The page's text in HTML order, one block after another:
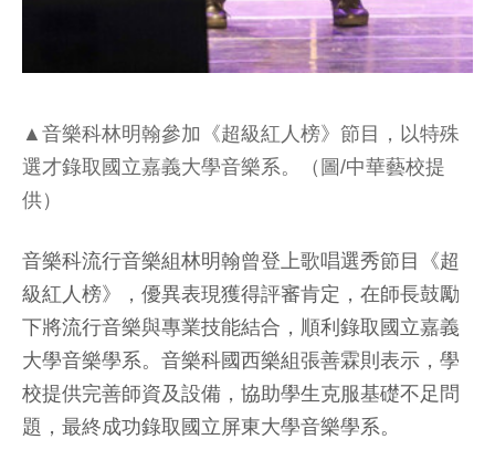
▲音樂科林明翰參加《超級紅人榜》節目，以特殊
選才錄取國立嘉義大學音樂系。（圖/中華藝校提
供）
音樂科流行音樂組林明翰曾登上歌唱選秀節目《超
級紅人榜》，優異表現獲得評審肯定，在師長鼓勵
下將流行音樂與專業技能結合，順利錄取國立嘉義
大學音樂學系。音樂科國西樂組張善霖則表示，學
校提供完善師資及設備，協助學生克服基礎不足問
題，最終成功錄取國立屏東大學音樂學系。